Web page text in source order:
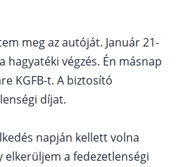
meg az autóját. Január 21-
végzés. Én másnap
KGFB-t. A biztosító
díjat.
napján kellett volna
a fedezetlenségi